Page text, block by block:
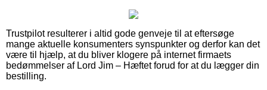
Trustpilot resulterer i altid gode genveje til at eftersøge
mange aktuelle konsumenters synspunkter og derfor kan det
være til hjælp, at du bliver klogere på internet firmaets
bedømmelser af Lord Jim – Hæftet forud for at du lægger din
bestilling.